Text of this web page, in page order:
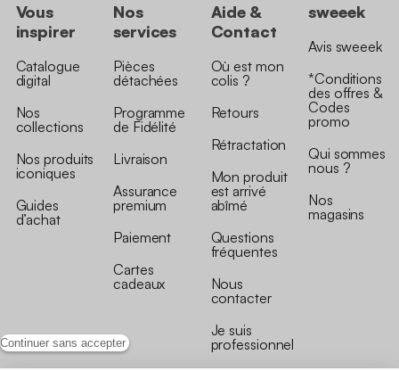
Continuer sans accepter
Vous
inspirer
Catalogue
digital
Nos
collections
Nos produits
iconiques
Guides
d’achat
Nos
services
Pièces
détachées
Programme
de Fidélité
Livraison
Assurance
premium
Paiement
Cartes
cadeaux
Aide &
Contact
Où est mon
colis ?
Retours
Rétractation
Mon produit
est arrivé
abîmé
Questions
fréquentes
Nous
contacter
Je suis
professionnel
sweeek
Avis sweeek
*Conditions
des offres &
Codes
promo
Qui sommes
nous ?
Nos
magasins